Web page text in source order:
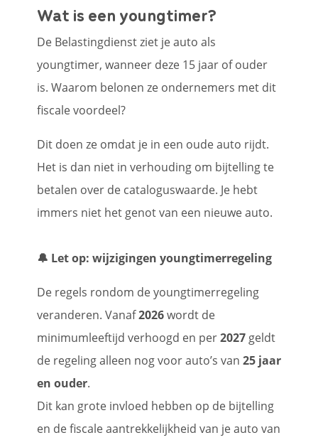
Wat is een youngtimer?
De Belastingdienst ziet je auto als
youngtimer, wanneer deze 15 jaar of ouder
is. Waarom belonen ze ondernemers met dit
fiscale voordeel?
Dit doen ze omdat je in een oude auto rijdt.
Het is dan niet in verhouding om bijtelling te
betalen over de cataloguswaarde. Je hebt
immers niet het genot van een nieuwe auto.
🔔 Let op: wijzigingen youngtimerregeling
De regels rondom de youngtimerregeling
veranderen. Vanaf2026wordt de
minimumleeftijd verhoogd en per2027 geldt
de regeling alleen nog voor auto’s van 25 jaar
en ouder.
Dit kan grote invloed hebben op de bijtelling
en de fiscale aantrekkelijkheid van je auto van